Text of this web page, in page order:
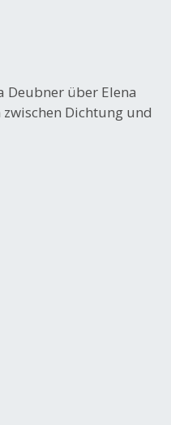
über Elena
Dichtung und